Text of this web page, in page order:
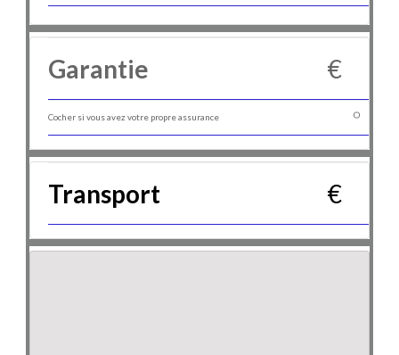
Garantie €
Cocher si vous avez votre propre assurance
Transport €